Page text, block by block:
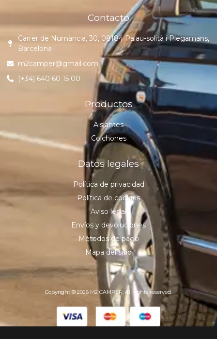
Contacto
Carrer de Numància, 30, 08184 Palau-solità i Plegamans,
Barcelona
m2camper@gmail.com
(+34) 640 60 15 00
Productos
Aislantes
Colchones
Datos legales
Política de privacidad
Política de cookies
Aviso legal
Envíos y devoluciones
Métodos de pago
Mapa del sitio
Copyright © 2026 M2 CAMPER, All rights reserved.